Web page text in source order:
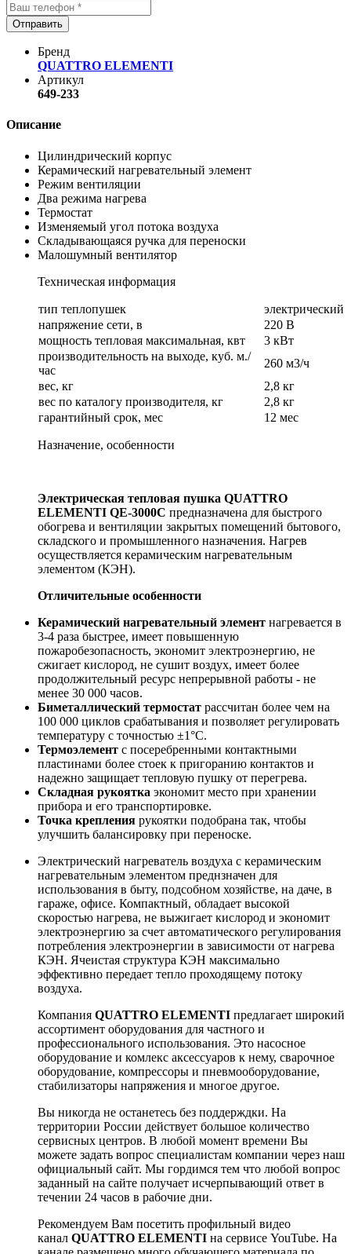
Отправить
Бренд
QUATTRO ELEMENTI
Артикул
649-233
Описание
Цилиндрический корпус
Керамический нагревательный элемент
Режим вентиляции
Два режима нагрева
Термостат
Изменяемый угол потока воздуха
Складывающаяся ручка для переноски
Малошумный вентилятор
Техническая информация
тип теплопушек
электрический
напряжение сети, в
220 В
мощность тепловая максимальная, квт
3 кВт
производительность на выходе, куб. м./
час
260 м3/ч
вес, кг
2,8 кг
вес по каталогу производителя, кг
2,8 кг
гарантийный срок, мес
12 мес
Назначение, особенности
Электрическая тепловая пушка QUATTRO
ELEMENTI QE-3000C предназначена для быстрого
обогрева и вентиляции закрытых помещений бытового,
складского и промышленного назначения. Нагрев
осуществляется керамическим нагревательным
элементом (КЭН).
Отличительные особенности
Керамический нагревательный элемент нагревается в
3-4 раза быстрее, имеет повышенную
пожаробезопасность, экономит электроэнергию, не
сжигает кислород, не сушит воздух, имеет более
продолжительный ресурс непрерывной работы - не
менее 30 000 часов.
Биметаллический термостат рассчитан более чем на
100 000 циклов срабатывания и позволяет регулировать
температуру с точностью ±1°С.
Термоэлемент с посеребренными контактными
пластинами более стоек к пригоранию контактов и
надежно защищает тепловую пушку от перегрева.
Складная рукоятка экономит место при хранении
прибора и его транспортировке.
Точка крепления рукоятки подобрана так, чтобы
улучшить балансировку при переноске.
Электрический нагреватель воздуха с керамическим
нагревательным элементом преднзначен для
использования в быту, подсобном хозяйстве, на даче, в
гараже, офисе. Компактный, обладает высокой
скоростью нагрева, не выжигает кислород и экономит
электроэнергию за счет автоматического регулирования
потребления электроэнергии в зависимости от нагрева
КЭН. Ячеистая структура КЭН максимально
эффективно передает тепло проходящему потоку
воздуха.
Компания QUATTRO ELEMENTI предлагает широкий
ассортимент оборудования для частного и
профессионального использования. Это насосное
оборудование и комлекс аксессуаров к нему, сварочное
оборудование, компрессоры и пневмооборудование,
стабилизаторы напряжения и многое другое.
Вы никогда не останетесь без поддерждки. На
территории России действует большое количество
сервисных центров. В любой момент времени Вы
можете задать вопрос специалистам компании через наш
официальный сайт. Мы гордимся тем что любой вопрос
заданный на сайте получает исчерпывающий ответ в
течении 24 часов в рабочие дни.
Рекомендуем Вам посетить профильный видео
канал QUATTRO ELEMENTI на сервисе YouTube. На